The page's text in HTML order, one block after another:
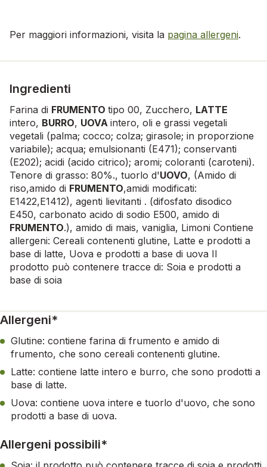
Per maggiori informazioni, visita la pagina allergeni.
Ingredienti
Farina di FRUMENTO tipo 00, Zucchero, LATTE
intero, BURRO, UOVA intero, oli e grassi vegetali
vegetali (palma; cocco; colza; girasole; in proporzione
variabile); acqua; emulsionanti (E471); conservanti
(E202); acidi (acido citrico); aromi; coloranti (caroteni).
Tenore di grasso: 80%., tuorlo d'UOVO, (Amido di
riso,amido di FRUMENTO,amidi modificati:
E1422,E1412), agenti lievitanti . (difosfato disodico
E450, carbonato acido di sodio E500, amido di
FRUMENTO.), amido di mais, vaniglia, Limoni Contiene
allergeni: Cereali contenenti glutine, Latte e prodotti a
base di latte, Uova e prodotti a base di uova Il
prodotto può contenere tracce di: Soia e prodotti a
base di soia
Allergeni*
Glutine: contiene farina di frumento e amido di
frumento, che sono cereali contenenti glutine.
Latte: contiene latte intero e burro, che sono prodotti a
base di latte.
Uova: contiene uova intere e tuorlo d'uovo, che sono
prodotti a base di uova.
Allergeni possibili*